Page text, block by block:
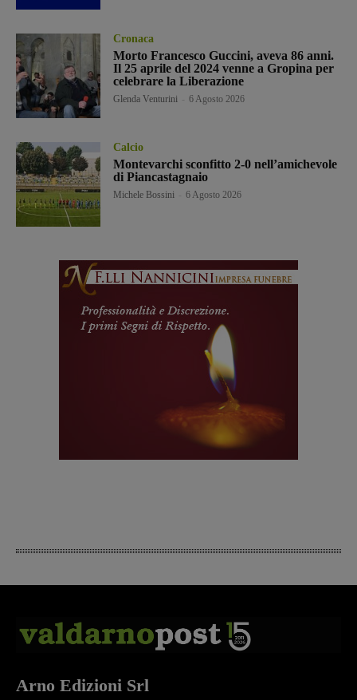
Cronaca
Morto Francesco Guccini, aveva 86 anni.
Il 25 aprile del 2024 venne a Gropina per
celebrare la Liberazione
Glenda Venturini 6 Agosto 2026
Calcio
Montevarchi sconfitto 2-0 nell’amichevole
di Piancastagnaio
Michele Bossini 6 Agosto 2026
Arno Edizioni Srl